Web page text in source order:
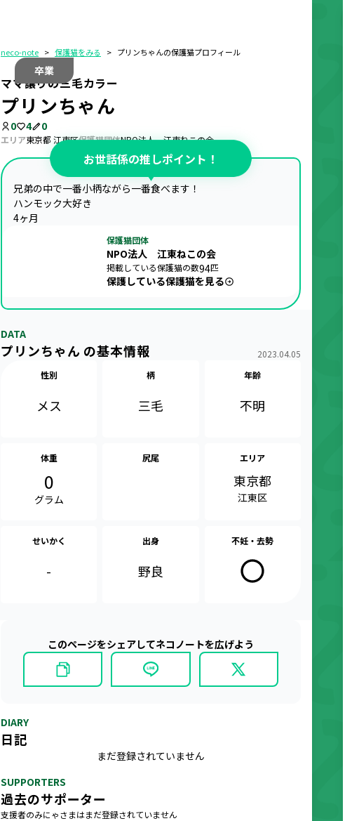
neco-note > 保護猫をみる > プリンちゃんの保護猫プロフィール
卒業
ママ譲りの三毛カラー
プリンちゃん
0 4 0
エリア東京都 江東区保護猫団体NPO法人 江東ねこの会
お世話係の推しポイント！
兄弟の中で一番小柄ながら一番食べます！
ハンモック大好き
4ヶ月
保護猫団体
NPO法人 江東ねこの会
掲載している保護猫の数94匹
保護している保護猫を見る
DATA
プリンちゃん の基本情報
2023.04.05
性別
メス
柄
三毛
年齢
不明
体重
0
グラム
尻尾 エリア
東京都
江東区
せいかく
-
出身
野良
不妊・去勢
このページをシェアしてネコノートを広げよう
DIARY
日記
まだ登録されていません
SUPPORTERS
過去のサポーター
支援者のみにゃさまはまだ登録されていません